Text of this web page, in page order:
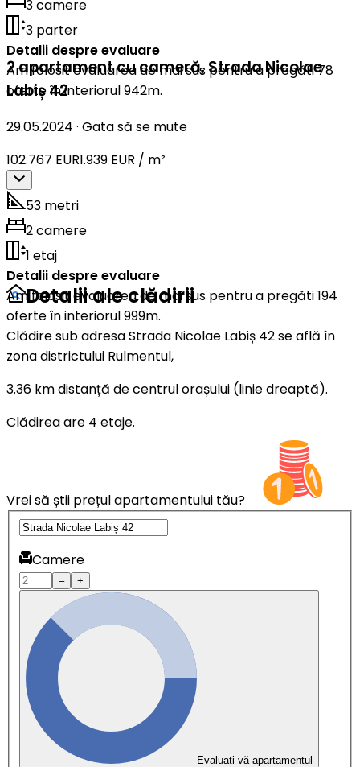
3 camere
3 parter
Detalii despre evaluare
Am folosit evaluarea de mai sus pentru a pregăti 78
oferte în interiorul 942m.
2 apartament cu cameră,Strada Nicolae
Labiș 42
29.05.2024 · Gata să se mute
102.767 EUR1.939 EUR / m²
53 metri
2 camere
1 etaj
Detalii despre evaluare
Am folosit evaluarea de mai sus pentru a pregăti 194
oferte în interiorul 999m.
Detalii ale clădirii
Clădire sub adresa Strada Nicolae Labiș 42 se află în
zona districtului Rulmentul,
3.36 km distanță de centrul orașului (linie dreaptă).
Clădirea are 4 etaje.
Vrei să știi prețul apartamentului tău?
Camere
– +
Evaluați-vă apartamentul